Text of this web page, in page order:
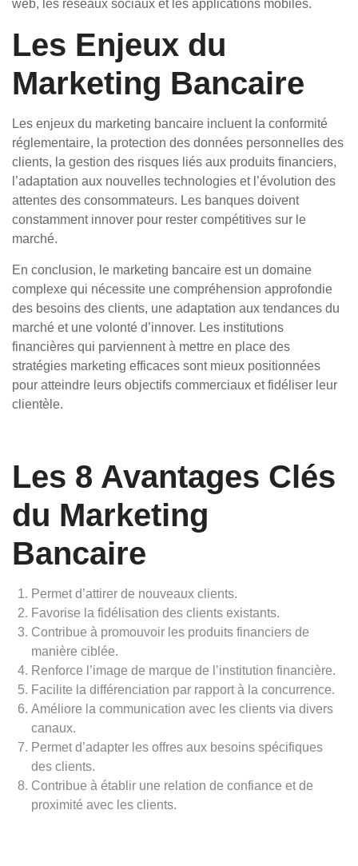
web, les réseaux sociaux et les applications mobiles.
Les Enjeux du
Marketing Bancaire
Les enjeux du marketing bancaire incluent la conformité
réglementaire, la protection des données personnelles des
clients, la gestion des risques liés aux produits financiers,
l’adaptation aux nouvelles technologies et l’évolution des
attentes des consommateurs. Les banques doivent
constamment innover pour rester compétitives sur le
marché.
En conclusion, le marketing bancaire est un domaine
complexe qui nécessite une compréhension approfondie
des besoins des clients, une adaptation aux tendances du
marché et une volonté d’innover. Les institutions
financières qui parviennent à mettre en place des
stratégies marketing efficaces sont mieux positionnées
pour atteindre leurs objectifs commerciaux et fidéliser leur
clientèle.
Les 8 Avantages Clés
du Marketing
Bancaire
Permet d’attirer de nouveaux clients.
Favorise la fidélisation des clients existants.
Contribue à promouvoir les produits financiers de
manière ciblée.
Renforce l’image de marque de l’institution financière.
Facilite la différenciation par rapport à la concurrence.
Améliore la communication avec les clients via divers
canaux.
Permet d’adapter les offres aux besoins spécifiques
des clients.
Contribue à établir une relation de confiance et de
proximité avec les clients.